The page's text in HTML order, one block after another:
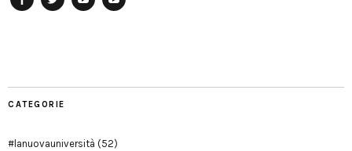
CATEGORIE
#lanuovauniversità (52)